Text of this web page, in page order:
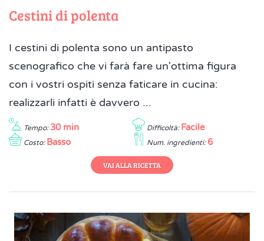
Cestini di polenta
I cestini di polenta sono un antipasto
scenografico che vi farà fare un'ottima figura
con i vostri ospiti senza faticare in cucina:
realizzarli infatti è davvero ...
Tempo: 30 min Difficoltà: Facile
Costo: Basso Num. ingredienti: 6
VAI ALLA RICETTA